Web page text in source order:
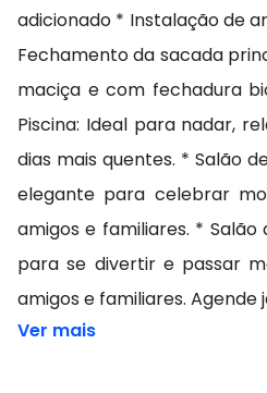
adicionado * Instalação de
Fechamento da sacada
maciça e com fechadura
Piscina: Ideal para nadar,
dias mais quentes. * Salão
elegante para celebrar
amigos e familiares. *
para se divertir e passar
amigos e familiares. Agende
Ver mais